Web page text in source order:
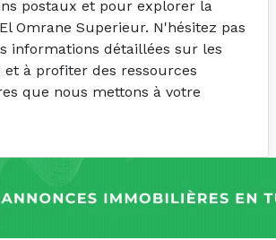
postaux et pour explorer la
Omrane Superieur. N'hésitez pas
informations détaillées sur les
et à profiter des ressources
que nous mettons à votre